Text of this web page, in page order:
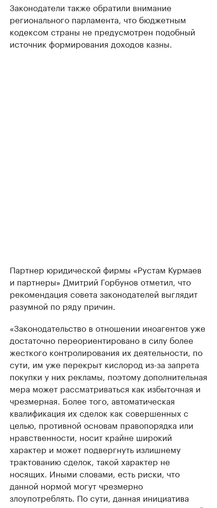
Законодатели также обратили внимание
регионального парламента, что бюджетным
кодексом страны не предусмотрен подобный
источник формирования доходов казны.
Партнер юридической фирмы «Рустам Курмаев
и партнеры» Дмитрий Горбунов отметил, что
рекомендация совета законодателей выглядит
разумной по ряду причин.
«Законодательство в отношении иноагентов уже
достаточно переориентировано в силу более
жесткого контролирования их деятельности, по
сути, им уже перекрыт кислород из-за запрета
покупки у них рекламы, поэтому дополнительная
мера может рассматриваться как избыточная и
чрезмерная. Более того, автоматическая
квалификация их сделок как совершенных с
целью, противной основам правопорядка или
нравственности, носит крайне широкий
характер и может подвергнуть излишнему
трактованию сделок, такой характер не
носящих. Иными словами, есть риски, что
данной нормой могут чрезмерно
злоупотреблять. По сути, данная инициатива